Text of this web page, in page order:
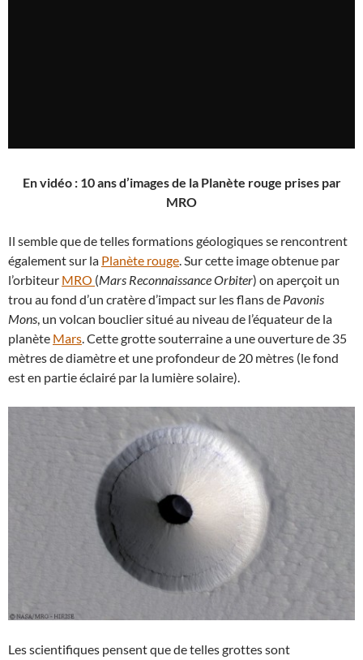
En vidéo : 10 ans d’images de la Planète rouge prises par
MRO
Il semble que de telles formations géologiques se rencontrent
également sur la Planète rouge. Sur cette image obtenue par
l’orbiteur MRO (Mars Reconnaissance Orbiter) on aperçoit un
trou au fond d’un cratère d’impact sur les flans de Pavonis
Mons, un volcan bouclier situé au niveau de l’équateur de la
planète Mars. Cette grotte souterraine a une ouverture de 35
mètres de diamètre et une profondeur de 20 mètres (le fond
est en partie éclairé par la lumière solaire).
Les scientifiques pensent que de telles grottes sont